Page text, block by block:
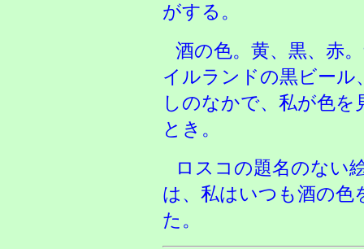
がする。
酒の色。黄、黒、赤
イルランドの黒ビー
しのなかで、私が色
とき。
ロスコの題名のない
は、私はいつも酒の色
た。